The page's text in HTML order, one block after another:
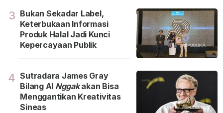
3 Bukan Sekadar Label,
Keterbukaan Informasi
Produk Halal Jadi Kunci
Kepercayaan Publik
4 Sutradara James Gray
Bilang Al Nggakakan Bisa
Menggantikan Kreativitas
Sineas